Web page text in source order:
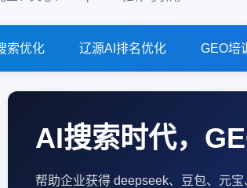
索优化 辽源AI排名优化 GEO培训
AI搜索时代，
帮助企业获得 deepseek、豆包、元